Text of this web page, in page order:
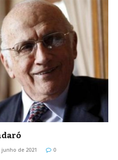
junho de 2021 0